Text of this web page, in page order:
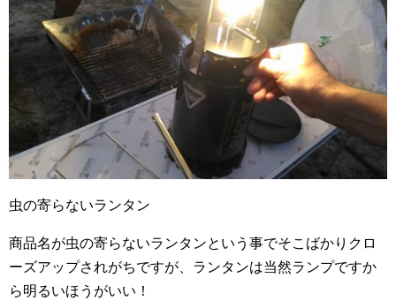
虫の寄らないランタン
商品名が虫の寄らないランタンという事でそこばかりクロ
ーズアップされがちですが、ランタンは当然ランプですか
ら明るいほうがいい！